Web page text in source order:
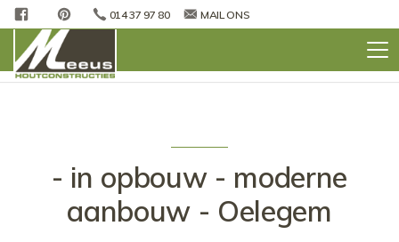
FACEBOOKPINTEREST
014 37 97 80 MAIL ONS
- in opbouw - moderne
aanbouw - Oelegem